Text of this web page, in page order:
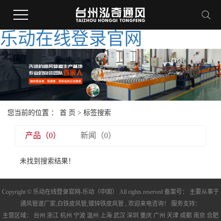
乐动在线登录官网
您当前的位置 ： 首 页 > 标签搜索
产品（0） 新闻（0）
未找到搜索结果！
Copyright © 乐动在线登录官网-乐动（中国） All rights reserved 备案号： 主要从事于
通风管道厂家, 白铁皮风管,镀锌铁皮风管 , 欢迎来电咨询！ 服务支持：
主营区域： 台州 浙江 杭州 宁波 温州 上海 武汉 深圳 重庆 广州 天津 成都 南京 合肥